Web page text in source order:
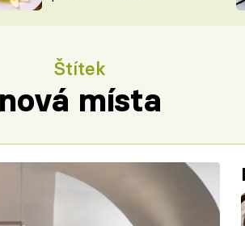
NÁKUPECH
Štítek
nová místa